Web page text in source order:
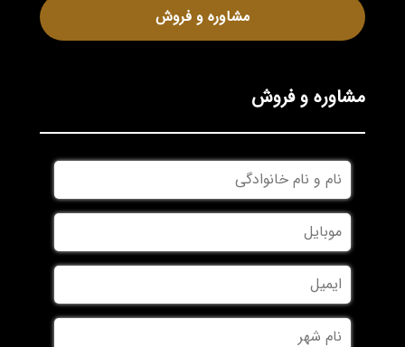
مشاوره و فروش
مشاوره و فروش
نام
و
نام
خانوادگی
موبایل
ایمیل
نام